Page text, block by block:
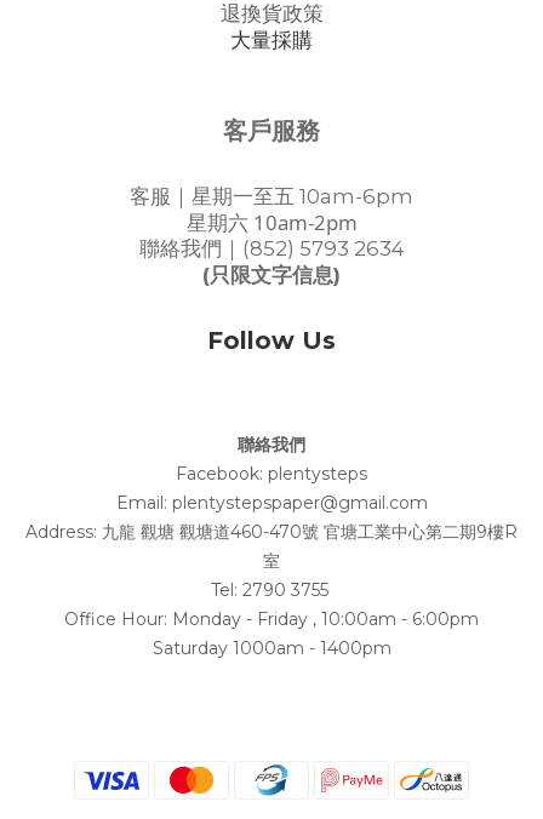
退換貨政策
大量採購
客戶服務
客服｜星期一至五 10am-6pm
星期六 10am-2pm
聯絡我們｜(852) 5793 2634
(只限文字信息)
Follow Us
聯絡我們
Facebook: plentysteps
Email: plentystepspaper@gmail.com
Address: 九龍 觀塘 觀塘道460-470號 官塘工業中心第二期9樓R
室
Tel: 2790 3755
Office Hour: Monday - Friday , 10:00am - 6:00pm
Saturday 1000am - 1400pm